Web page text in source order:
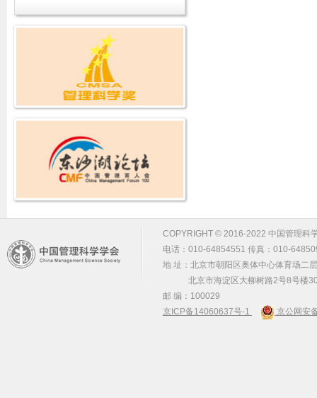
COPYRIGHT © 2016-2022 中国管理科
电话：010-64854551 传真：010-
地 址：北京市朝阳区奥体中心体育场二
北京市海淀区大柳树路2号8号楼
邮 编：100029
京ICP备14060637号-1
京公网安